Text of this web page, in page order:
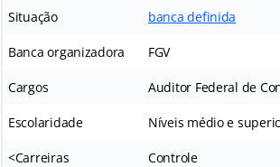
Situação banca definida
Banca organizadora FGV
Cargos Auditor Federal de
Escolaridade Níveis médio e
<Carreiras Controle